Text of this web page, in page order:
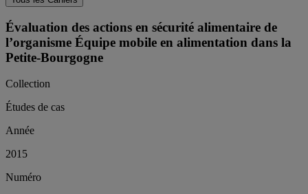
Évaluation des actions en sécurité alimentaire de
l’organisme Équipe mobile en alimentation dans la
Petite-Bourgogne
Collection
Études de cas
Année
2015
Numéro